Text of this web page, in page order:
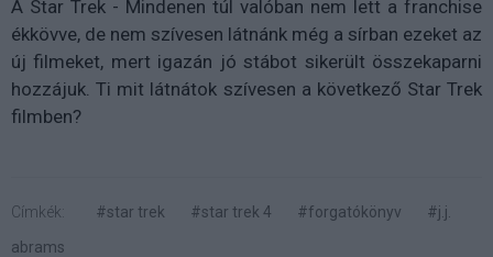
A Star Trek - Mindenen túl valóban nem lett a franchise
ékkövve, de nem szívesen látnánk még a sírban ezeket az
új filmeket, mert igazán jó stábot sikerült összekaparni
hozzájuk. Ti mit látnátok szívesen a következő Star Trek
filmben?
Címkék: #star trek #star trek 4 #forgatókönyv
#j.j.
abrams